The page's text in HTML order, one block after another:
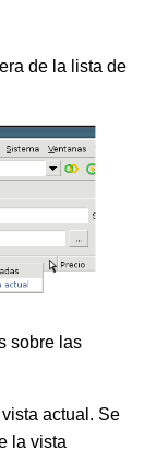
de la lista de
sobre las
actual . Se
la vista